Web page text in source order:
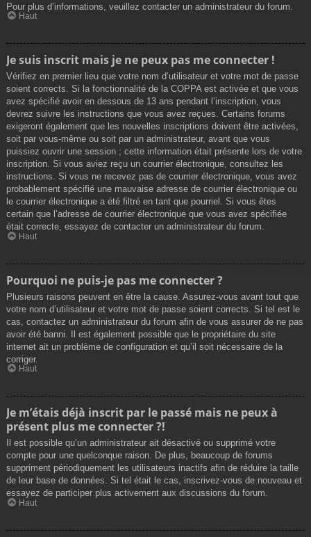
Pour plus d’informations, veuillez contacter un administrateur du forum.
Haut
Je suis inscrit mais je ne peux pas me connecter !
Vérifiez en premier lieu que votre nom d’utilisateur et votre mot de passe
soient corrects. Si la fonctionnalité de la COPPA est activée et que vous
avez spécifié avoir en dessous de 13 ans pendant l’inscription, vous
devrez suivre les instructions que vous avez reçues. Certains forums
exigeront également que les nouvelles inscriptions doivent être activées,
soit par vous-même ou soit par un administrateur, avant que vous
puissiez ouvrir une session ; cette information était présente lors de votre
inscription. Si vous aviez reçu un courrier électronique, consultez les
instructions. Si vous ne recevez pas de courrier électronique, vous avez
probablement spécifié une mauvaise adresse de courrier électronique ou
le courrier électronique a été filtré en tant que pourriel. Si vous êtes
certain que l’adresse de courrier électronique que vous avez spécifiée
était correcte, essayez de contacter un administrateur du forum.
Haut
Pourquoi ne puis-je pas me connecter ?
Plusieurs raisons peuvent en être la cause. Assurez-vous avant tout que
votre nom d’utilisateur et votre mot de passe soient corrects. Si tel est le
cas, contactez un administrateur du forum afin de vous assurer de ne pas
avoir été banni. Il est également possible que le propriétaire du site
internet ait un problème de configuration et qu’il soit nécessaire de la
corriger.
Haut
Je m’étais déjà inscrit par le passé mais ne peux à
présent plus me connecter ?!
Il est possible qu’un administrateur ait désactivé ou supprimé votre
compte pour une quelconque raison. De plus, beaucoup de forums
suppriment périodiquement les utilisateurs inactifs afin de réduire la taille
de leur base de données. Si tel était le cas, inscrivez-vous de nouveau et
essayez de participer plus activement aux discussions du forum.
Haut